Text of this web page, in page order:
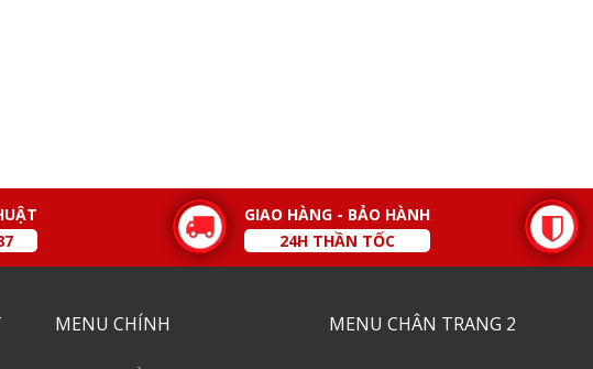
GIAO HÀNG - BẢO HÀNH
24H THẦN TỐC
MENU CHÍNH MENU CHÂN TRANG 2